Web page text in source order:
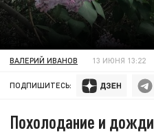
ВАЛЕРИЙ ИВАНОВ 13 ИЮНЯ 13:22
ПОДПИШИТЕСЬ:
Похолодание и